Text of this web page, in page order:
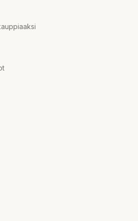
Welts stora
är en riktig vinnare i
Welt (8/2016) och presterar
dyrare märkesdäcken. I
mellan Nankang och Michelin
får 8,1 poäng och Michelin 8,5
en fröjd för alla bilister som vill köpa
pris och känna sig trygga med att de
Maailman-testet fokuserar främst på
Nankang får särskilt beröm för
bromsning på vått underlag och
bromsprestanda på
bromsprestanda på vått
med till exempel 8 för Michelin.
torrt underlag får Nankang och
design för ett säkert resultat
också bra i tester som utfördes av
I testet ställs däcket mot de tre